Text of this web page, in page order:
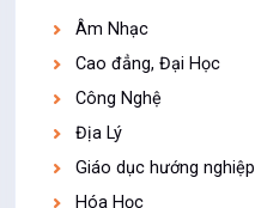
Âm Nhạc
Cao đẳng, Đại Học
Công Nghệ
Địa Lý
Giáo dục hướng nghiệp
Hóa Học